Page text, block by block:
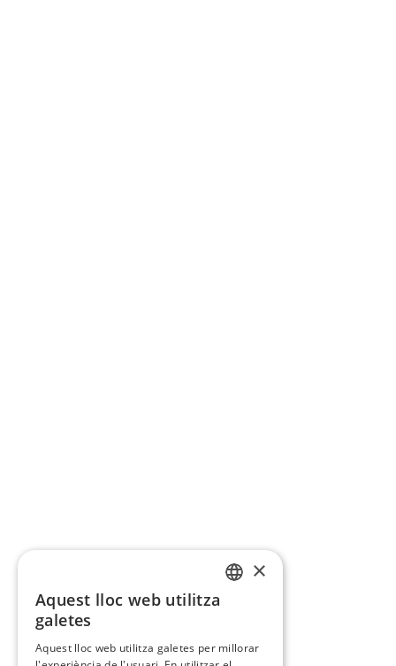
×
Aquest lloc web utilitza
galetes
Aquest lloc web utilitza galetes per millorar